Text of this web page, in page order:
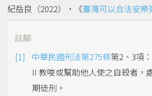
紀岳良（2022），《臺灣可以合法安樂
註腳
中華民國刑法第275條第2、3項
II 教唆或幫助他人使之自殺者，
期徒刑。